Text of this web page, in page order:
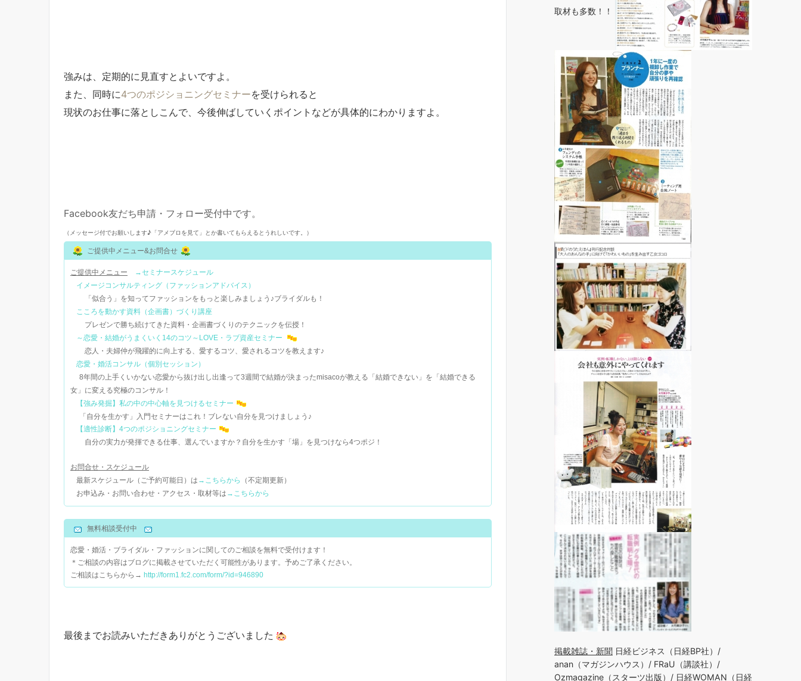
強みは、定期的に見直すとよいですよ。
また、同時に4つのポジショニングセミナーを受けられると
現状のお仕事に落としこんで、今後伸ばしていくポイントなどが具体的にわかりますよ。
Facebook友だち申請・フォロー受付中です。
（メッセージ付でお願いします♪「アメブロを見て」とか書いてもらえるとうれしいです。）
ご提供中メニュー&お問合せ
ご提供中メニュー
→セミナースケジュール
イメージコンサルティング（ファッションアドバイス）
「似合う」を知ってファッションをもっと楽しみましょう♪ブライダルも！
こころを動かす資料（企画書）づくり講座
プレゼンで勝ち続けてきた資料・企画書づくりのテクニックを伝授！
～恋愛・結婚がうまくいく14のコツ～LOVE・ラブ資産セミナー
恋人・夫婦仲が飛躍的に向上する、愛するコツ、愛されるコツを教えます♪
恋愛・婚活コンサル（個別セッション）
8年間の上手くいかない恋愛から抜け出し出逢って3週間で結婚が決まったmisacoが教える「結婚できない」を「結婚できる
女」に変える究極のコンサル！
【強み発掘】私の中の中心軸を見つけるセミナー
「自分を生かす」入門セミナーはこれ！ブレない自分を見つけましょう♪
【適性診断】4つのポジショニングセミナー
自分の実力が発揮できる仕事、選んでいますか？自分を生かす「場」を見つけなら4つポジ！
お問合せ・スケジュール
最新スケジュール（ご予約可能日）は →こちらから
（不定期更新）
お申込み・お問い合わせ・アクセス・取材等は →こちらから
無料相談受付中
恋愛・婚活・ブライダル・ファッションに関してのご相談を無料で受付けます！
＊ご相談の内容はブログに掲載させていただく可能性があります。予めご了承ください。
ご相談はこちらから→ http://form1.fc2.com/form/?id=946890
最後までお読みいただきありがとうございました
取材も多数！！
掲載雑誌・新聞 日経ビジネス（日経BP社）/
anan（マガジンハウス）/ FRaU（講談社）/
Ozmagazine（スターツ出版）/ 日経WOMAN（日経